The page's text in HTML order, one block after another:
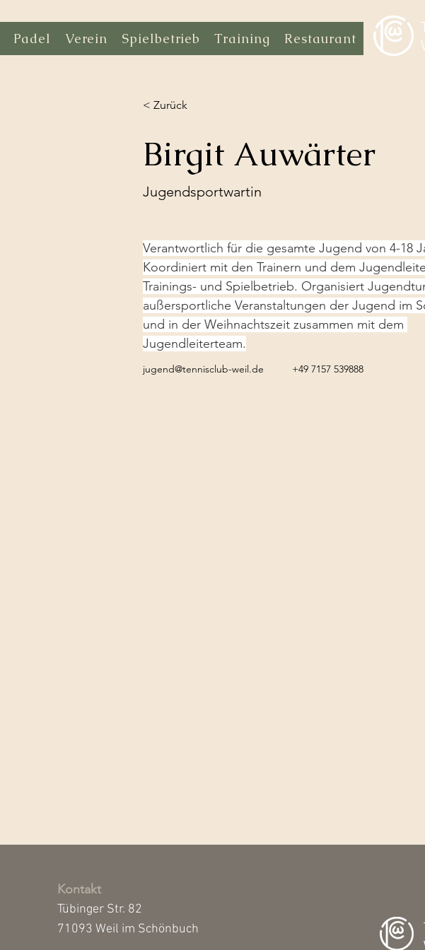
Padel Verein Spielbetrieb Training Restaurant
< Zurück
Birgit Auwärter
Jugendsportwartin
Verantwortlich für die gesamte Jugend von 4-18
Koordiniert mit den Trainern und dem
Trainings- und Spielbetrieb. Organisiert
außersportliche Veranstaltungen der Jugend im
und in der Weihnachtszeit zusammen mit dem
Jugendleiterteam.
jugend@tennisclub-weil.de +49 7157 539888
Kontakt
Tübinger Str. 82
71093 Weil im Schönbuch